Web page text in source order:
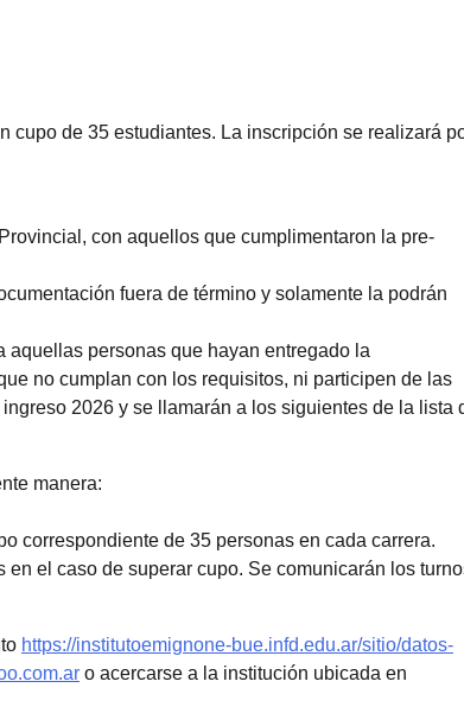
cupo de 35 estudiantes. La inscripción se realizará
con aquellos que cumplimentaron la pre-
fuera de término y solamente la podrán
aquellas personas que hayan entregado la
no cumplan con los requisitos, ni participen de las
2026 y se llamarán a los siguientes de la lista
manera:
correspondiente de 35 personas en cada carrera.
el caso de superar cupo. Se comunicarán los
https://institutoemignone-bue.infd.edu.ar/sitio/datos-
o acercarse a la institución ubicada en